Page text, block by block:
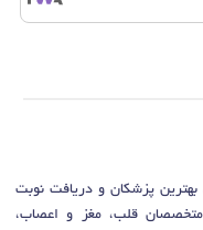
پزشکان و دریافت نوبت
قلب، مغز و اعصاب،